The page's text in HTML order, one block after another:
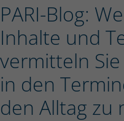
PARI-Blog:
Inhalte und
vermitteln
in den
den Alltag zu